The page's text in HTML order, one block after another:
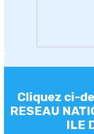
Cliquez ci-
RESEAU
ILE